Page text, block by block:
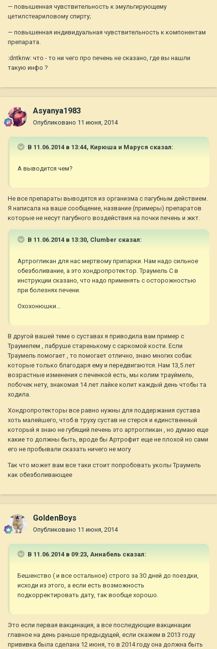
— повышенная чувствительность к эмульгирующему
цетилстеариловому спирту;
— повышенная индивидуальная чувствительность к компонентам
препарата.
:dntknw: что - то ни чего про печень не сказано, где вы нашли
такую инфо ?
Asyanya1983
Опубликовано 11 июня, 2014
В 11.06.2014 в 13:44, Кирюша и Маруся сказал:
А выводится чем?
Не все препараты выводятся из организма с пагубным действием.
Я написала на ваше сообщение, название (примеры) препаратов
которые не несут пагубного воздействия на почки печень и жкт.
В 11.06.2014 в 13:30, Clumber сказал:
Артрогликан для нас мертвому припарки. Нам надо сильное
обезболивание, а это хондропротектор. Траумель С в
инструкции сказано, что надо применять с осторожностью
при болезнях печени.
Охохонюшки...
В другой вашей теме о суставах я приводила вам пример с
Траумелем , лабруше старенькому с саркомой кости. Если
Траумель помогает , то помогает отлично, знаю многих собак
которые только благодаря ему и передвигаются. Нам 13,5 лет
возрастные изменения с печенкой есть, мы колим трауймель,
побочек нету, знакомая 14 лет лайке колит каждый день чтобы та
ходила.
Хондропротекторы все равно нужны для поддержания сустава
хоть малейшего, чтоб в труху сустав не стерся и единственный
который я знаю не губящий печень это артрогликан , но думаю еще
какие то должны быть, вроде бы Артрофит еще не плохой но сами
его не пробывали сказать ничего не могу
Так что может вам все таки стоит попробовать уколы Траумель
как обезболивающее
GoldenBoys
Опубликовано 11 июня, 2014
В 11.06.2014 в 09:23, Aннaбель сказал:
Бешенство ( и все остальное) строго за 30 дней до поездки,
исходи из этого, а если есть возможность
подкорректировать дату, так вообще хорошо.
Это если первая вакцинация, а все последующие вакцинации
главное на день раньше предыдущей, если скажем в 2013 году
прививка была сделана 12 июня, то в 2014 году она должна быть